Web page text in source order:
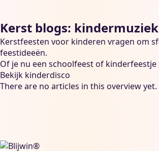
Kerst blogs:
Kerstfeesten voor kinderen vragen om
feestideeën.
Of je nu een schoolfeest of
Bekijk kinderdisco
There are no articles in this overview yet.